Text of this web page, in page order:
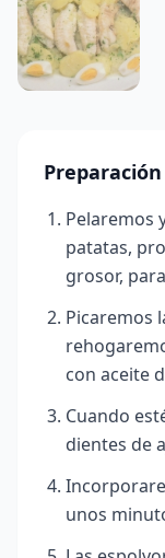
Preparación
Pelaremos
patatas,
grosor,
Picaremos
con aceite
Cuando
dientes de
unos